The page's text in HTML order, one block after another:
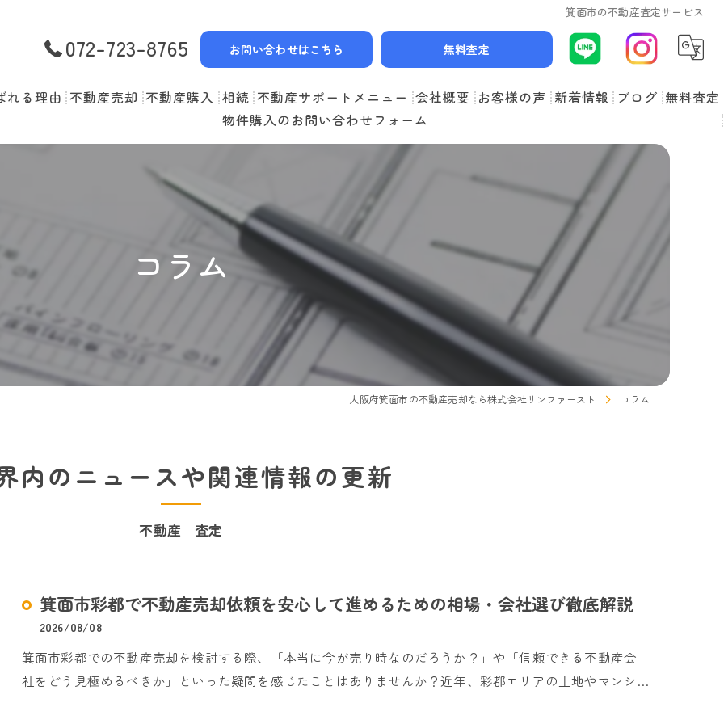
箕面市の不動産査定サービス
072-723-8765 お問い合わせはこちら 無料査定
れる理由 不動産売却
選べる3つの売却スタイル
無料査定
不動産購入
物件一覧
購入の流れ
住宅ローン
住み替えサポート
相続 不動産サポートメニュー
リースバック
賃貸管理
会社概要
スタッフ紹介
お客様の声
よくある質問
新着情報 ブログ 無料査定
物件購入のお問い合わせフォーム
コラム
大阪府箕面市の不動産売却なら株式会社サンファースト コラム
内のニュースや関連情報の更新
不動産 査定
箕面市彩都で不動産売却依頼を安心して進めるための相場・会社選び徹底解説
2026/08/08
箕面市彩都での不動産売却を検討する際、「本当に今が売り時なのだろうか？」や「信頼できる不動産会
社をどう見極めるべきか」といった疑問を感じたことはありませんか？近年、彩都エリアの土地やマンシ…